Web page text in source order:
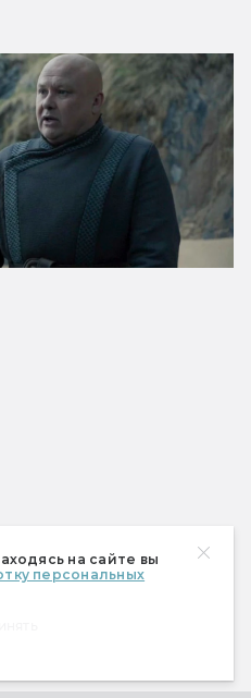
на сайте вы
персональных